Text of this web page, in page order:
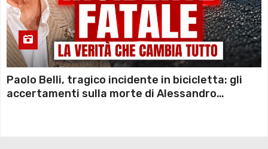
Paolo Belli, tragico incidente in bicicletta: gli
accertamenti sulla morte di Alessandro